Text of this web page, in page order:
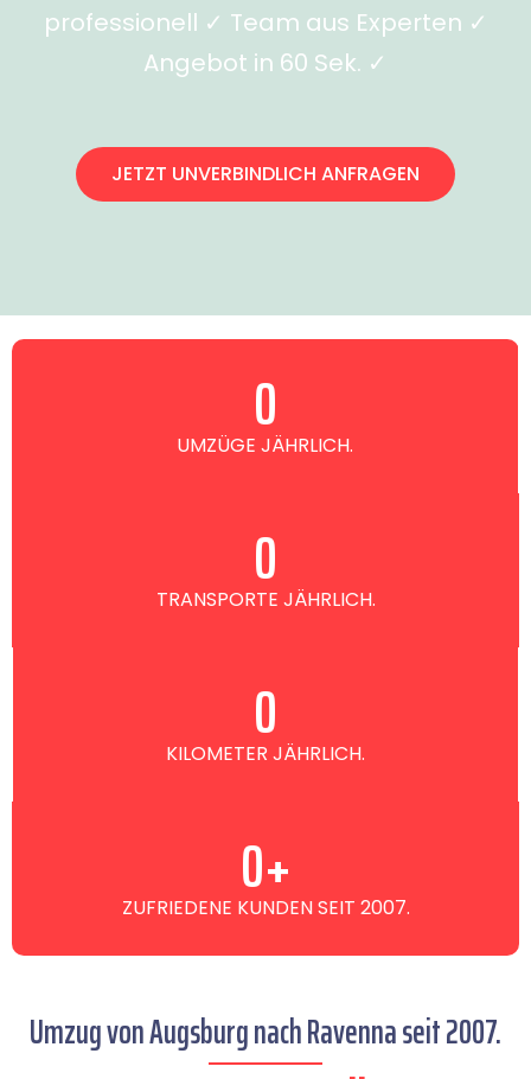
professionell ✓ Team aus Experten ✓
Angebot in 60 Sek. ✓
JETZT UNVERBINDLICH ANFRAGEN
UMZÜGE JÄHRLICH.
0
TRANSPORTE JÄHRLICH.
0
KILOMETER JÄHRLICH.
0
ZUFRIEDENE KUNDEN SEIT 2007.
0+
Umzug von Augsburg nach Ravenna seit 2007.